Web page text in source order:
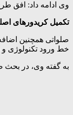
وی ادامه داد: افق طرح هم جابه جایی ۲۰ میلیون مسافر در
تکمیل کریدورهای
صلواتی همچنین
خط ورود تکنولوژی
به گفته وی، در بحث